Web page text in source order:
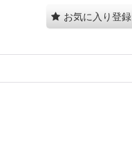
お気に入り登録